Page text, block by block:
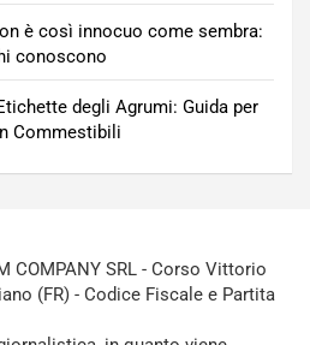
è così innocuo come sembra:
conoscono
degli Agrumi: Guida per
Commestibili
COMPANY SRL - Corso Vittorio
(FR) - Codice Fiscale e Partita